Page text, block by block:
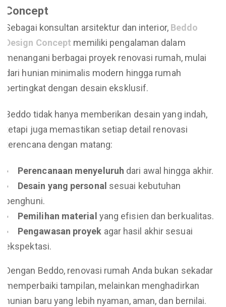
Concept
Sebagai konsultan arsitektur dan interior, Beddo
Design Concept memiliki pengalaman dalam
menangani berbagai proyek renovasi rumah, mulai
dari hunian minimalis modern hingga rumah
bertingkat dengan desain eksklusif.
Beddo tidak hanya memberikan desain yang indah,
tetapi juga memastikan setiap detail renovasi
terencana dengan matang:
Perencanaan menyeluruh dari awal hingga akhir.
Desain yang personal sesuai kebutuhan
penghuni.
Pemilihan material yang efisien dan berkualitas.
Pengawasan proyek agar hasil akhir sesuai
ekspektasi.
Dengan Beddo, renovasi rumah Anda bukan sekadar
memperbaiki tampilan, melainkan menghadirkan
hunian baru yang lebih nyaman, aman, dan bernilai.